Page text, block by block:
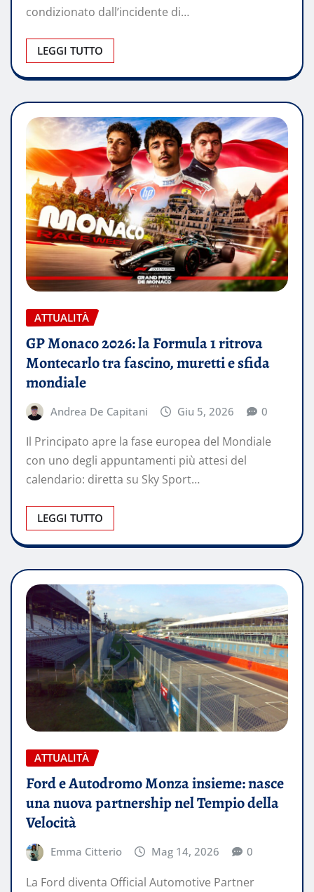
condizionato dall’incidente di…
LEGGI TUTTO
ATTUALITÀ
GP Monaco 2026: la Formula 1 ritrova
Montecarlo tra fascino, muretti e sfida
mondiale
Andrea De Capitani Giu 5, 2026 0
Il Principato apre la fase europea del Mondiale
con uno degli appuntamenti più attesi del
calendario: diretta su Sky Sport…
LEGGI TUTTO
ATTUALITÀ
Ford e Autodromo Monza insieme: nasce
una nuova partnership nel Tempio della
Velocità
Emma Citterio Mag 14, 2026 0
La Ford diventa Official Automotive Partner